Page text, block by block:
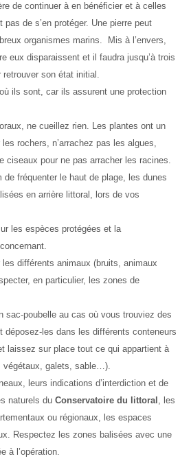
de continuer à en bénéficier et à celles
pas de s’en protéger. Une pierre peut
organismes marins. Mis à l’envers,
eux disparaissent et il faudra jusqu’à trois
retrouver son état initial.
ils sont, car ils assurent une protection
ne cueillez rien. Les plantes ont un
rochers, n’arrachez pas les algues,
ciseaux pour ne pas arracher les racines.
de fréquenter le haut de plage, les dunes
en arrière littoral, lors de vos
les espèces protégées et la
les différents animaux (bruits, animaux
en particulier, les zones de
sac-poubelle au cas où vous trouviez des
déposez-les dans les différents conteneurs
laissez sur place tout ce qui appartient à
végétaux, galets, sable…).
leurs indications d’interdiction et de
naturels du Conservatoire du littoral , les
ou régionaux, les espaces
Respectez les zones balisées avec une
à l’opération.